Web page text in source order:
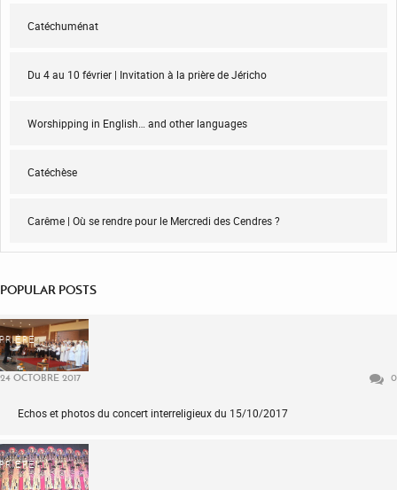
Catéchuménat
Du 4 au 10 février | Invitation à la prière de Jéricho
Worshipping in English… and other languages
Catéchèse
Carême | Où se rendre pour le Mercredi des Cendres ?
POPULAR POSTS
PRIÈRE
24 OCTOBRE 2017 0
Echos et photos du concert interreligieux du 15/10/2017
PRIÈRE